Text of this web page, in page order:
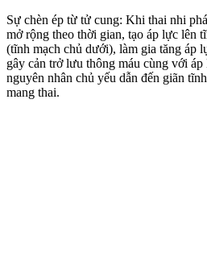
Sự chèn ép từ tử cung: Khi thai nhi
mở rộng theo thời gian, tạo áp lực lên
(tĩnh mạch chủ dưới), làm gia tăng áp
gây cản trở lưu thông máu cùng với áp
nguyên nhân chủ yếu dẫn đến giãn
mang thai.